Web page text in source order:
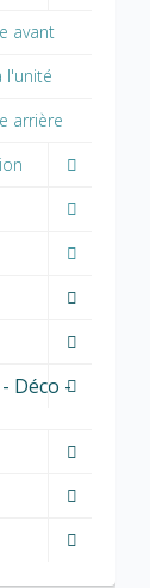
avant
l'unité
arrière
Déco -